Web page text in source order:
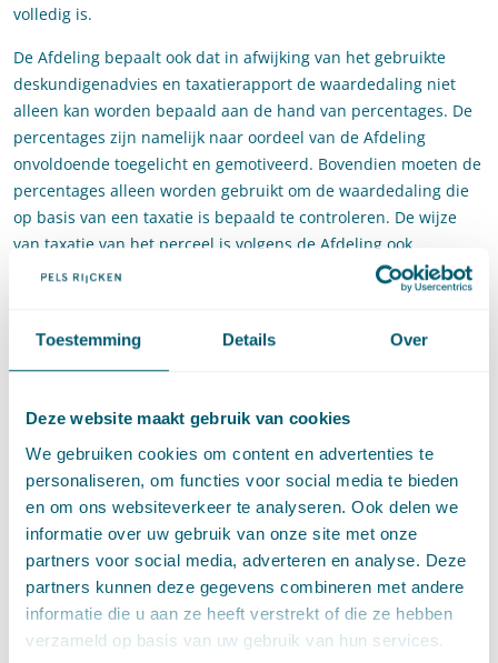
Toestemming Details Over
Deze website maakt gebruik van cookies
We gebruiken cookies om content en advertenties te
personaliseren, om functies voor social media te bieden
en om ons websiteverkeer te analyseren. Ook delen we
informatie over uw gebruik van onze site met onze
partners voor social media, adverteren en analyse. Deze
partners kunnen deze gegevens combineren met andere
informatie die u aan ze heeft verstrekt of die ze hebben
verzameld op basis van uw gebruik van hun services.
volledig is.
De Afdeling bepaalt ook dat in afwijking van het gebruikte
deskundigenadvies en taxatierapport de waardedaling niet
alleen kan worden bepaald aan de hand van percentages. De
percentages zijn namelijk naar oordeel van de Afdeling
onvoldoende toegelicht en gemotiveerd. Bovendien moeten de
percentages alleen worden gebruikt om de waardedaling die
op basis van een taxatie is bepaald te controleren. De wijze
van taxatie van het perceel is volgens de Afdeling ook
onvoldoende inzichtelijk gemaakt. In het taxatierapport
worden schadefactoren gemeld die bij de taxatie zijn
verschillende schadefactoren hebben bijgedragen aan de
waardevermindering van het perceel.
Het beroep van de appellant slaagt. De Afdeling ziet
aanleiding om, op grond van artikel 8:41a, zelf in de zaak te
voorzien. Met behulp van een door de Afdeling op grond van
artikel 8:47 Awb zelf aangestelde deskundige, stelt de Afdeling
de waarde van het perceel vast en bepaalt de Afdeling het
bedrag van de nadeelcompensatie. De nadeelcompensatie
wordt uiteindelijk door de Afdeling vastgesteld op een bedrag
van € 66.250,= in plaats van het door de minister besloten
bedrag van € 9.250,=.